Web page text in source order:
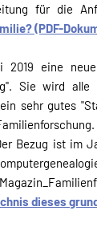
für die
(PDF-
eine
Sie wird
sehr gutes
Bezug ist im
dieses